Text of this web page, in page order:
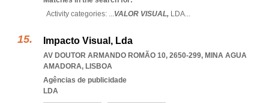
Activity categories: ...VALOR VISUAL, LDA...
Impacto Visual, Lda
AV DOUTOR ARMANDO ROMÃO 10, 2650-299, MINA AGUA
AMADORA, LISBOA
Agências de publicidade
LDA